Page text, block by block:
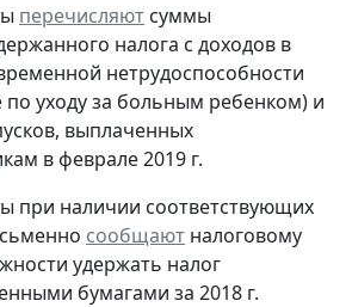
перечисляют суммы
налога с доходов в
нетрудоспособности
уходу за больным ребенком) и
выплаченных
в феврале 2019 г.
при наличии соответствующих
сообщают налоговому
удержать налог
бумагами за 2018 г.